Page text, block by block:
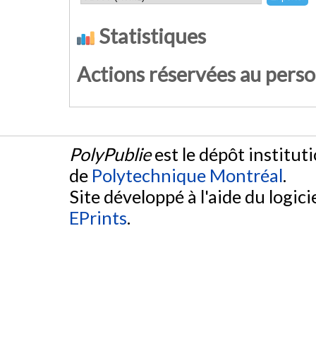
Statistiques
Actions réservées au
PolyPublieest le dépôt
de Polytechnique Montréal.
Site développé à l'aide du
EPrints.